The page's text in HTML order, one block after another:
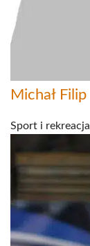
Michał Filip
Sport i rekreacja